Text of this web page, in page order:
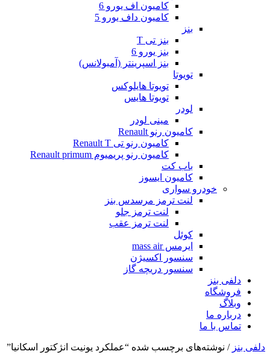
کامیون اف یورو 6
کامیون داف یورو 5
بنز
بنز تی T
بنز یورو 6
بنز اسپرینتر (آمبولانس)
تویوتا
تویوتا هایلوکس
تویوتا هایس
لودر
مینی لودر
کامیون رنو Renault
کامیون رنو تی Renault T
کامیون رنو پریمیوم Renault primum
باب کت
کامیون ایسوز
خودرو سواری
لنت ترمز مرسدس بنز
لنت ترمز جلو
لنت ترمز عقب
کوئل
ایرمس mass air
سنسور اکسیژن
سنسور دریچه گاز
دلفی بنز
فروشگاه
وبلاگ
درباره ما
تماس با ما
دلفی بنز / نوشته‌های برچسب شده “عملکرد یونیت انژکتور اسکانیا”